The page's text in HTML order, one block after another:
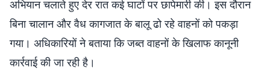
अभियान चलाते हुए देर रात कई घाटों पर छापेमारी की। इस दौरान
बिना चालान और वैध कागजात के बालू ढो रहे वाहनों को पकड़ा
गया। अधिकारियों ने बताया कि जब्त वाहनों के खिलाफ कानूनी
कार्रवाई की जा रही है।